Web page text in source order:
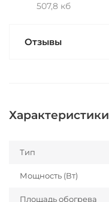
507,8 кб
Отзывы
Характеристики
Тип
Мощность (Вт)
Площадь обогрева